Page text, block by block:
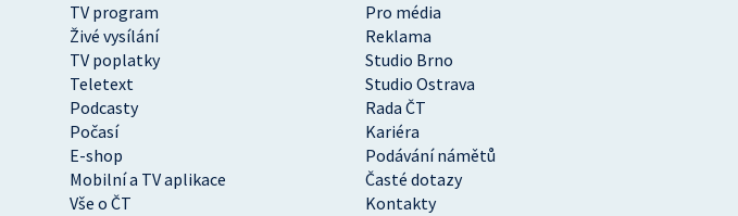
TV program
Pro média
Živé vysílání
Reklama
TV poplatky
Studio Brno
Teletext
Studio Ostrava
Podcasty
Rada ČT
Počasí
Kariéra
E-shop
Podávání námětů
Mobilní a TV aplikace
Časté dotazy
Vše o ČT
Kontakty